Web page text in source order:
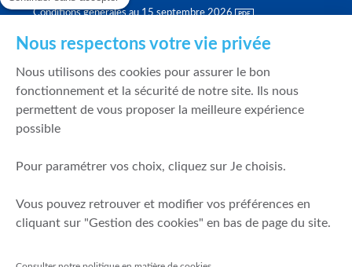
Conditions générales au 15 septembre 2026
Politique de meilleure sélection
Politique de durabilité
Fonds de garantie des dépôts et de résolution
Mentions légales
Prévention de la fraude
Nous respectons votre vie privée
Nous utilisons des cookies pour assurer le bon
fonctionnement et la sécurité de notre site. Ils nous
permettent de vous proposer la meilleure expérience
possible
Pour paramétrer vos choix, cliquez sur Je choisis.
Vous pouvez retrouver et modifier vos préférences en
cliquant sur "Gestion des cookies" en bas de page du site.